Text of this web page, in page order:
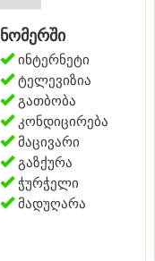
ნომერში
ინტერნეტი
ტელევიზია
გათბობა
კონდიცირება
მაცივარი
გაზქურა
ჭურჭელი
მადუღარა